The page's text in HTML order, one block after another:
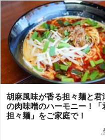
胡麻風味が香る担々麺と君
の肉味噌のハーモニー！「
担々麺」をご家庭で！